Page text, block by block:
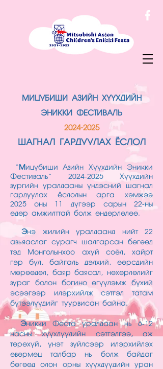
МИЦУБИШИ АЗИЙН ХҮҮХДИЙН
ЭНИККИ ФЕСТИВАЛЬ
2024-2025
ШАГНАЛ ГАРДУУЛАХ ЁСЛОЛ
“ Мицүбиши Азийн Хүүхдийн Эникки
Фестиваль” 2024-2025 Хүүхдийн
зургийн уралдааны үндэсний шагнал
гардуулах ёслолын арга хэмжээ
2025 оны 11 дүгээр сарын 22-ны
өдөр амжилттай болж өндөрлөлөө.
Энэ жилийн уралдаанд нийт 22
авьяаслаг сурагч шалгарсан бөгөөд
тэд Монголынхоо ахуй соёл, хайрт
гэр бүл, байгаль дэлхий, өөрсдийн
мөрөөдөл, баяр баясал, нөхөрлөлийг
зураг болон богино өгүүлэмж бүхий
эсээгээр илэрхийлж сэтгэл татам
бүтээлүүдийг туурвисан байна.
Эникки Феста уралдаан нь 6-12
насны хүүхдүүдийн сэтгэлгээ, аж
төрөхүй, үнэт зүйлсээр илэрхийлэх
өвөрмөц талбар нь болж байдаг
бөгөөд олон орны хүүхдүүдийн уран